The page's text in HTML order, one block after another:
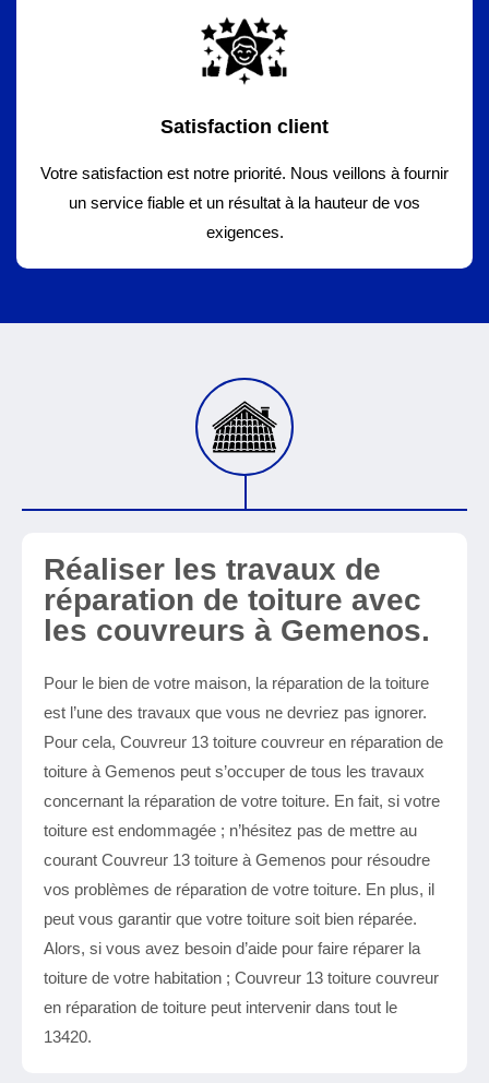
Satisfaction client
Votre satisfaction est notre priorité. Nous veillons à fournir
un service fiable et un résultat à la hauteur de vos
exigences.
Réaliser les travaux de
réparation de toiture avec
les couvreurs à Gemenos.
Pour le bien de votre maison, la réparation de la toiture
est l’une des travaux que vous ne devriez pas ignorer.
Pour cela, Couvreur 13 toiture couvreur en réparation de
toiture à Gemenos peut s’occuper de tous les travaux
concernant la réparation de votre toiture. En fait, si votre
toiture est endommagée ; n’hésitez pas de mettre au
courant Couvreur 13 toiture à Gemenos pour résoudre
vos problèmes de réparation de votre toiture. En plus, il
peut vous garantir que votre toiture soit bien réparée.
Alors, si vous avez besoin d’aide pour faire réparer la
toiture de votre habitation ; Couvreur 13 toiture couvreur
en réparation de toiture peut intervenir dans tout le
13420.